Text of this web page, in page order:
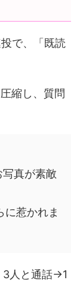
で、「既読
縮し、質問
真が素敵
に惹かれま
3人と通話→1